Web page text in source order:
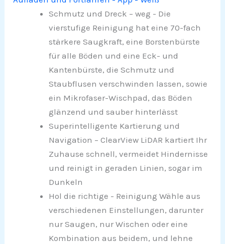
Schmutz und Dreck – weg - Die
vierstufige Reinigung hat eine 70-fach
stärkere Saugkraft, eine Borstenbürste
für alle Böden und eine Eck- und
Kantenbürste, die Schmutz und
Staubflusen verschwinden lassen, sowie
ein Mikrofaser-Wischpad, das Böden
glänzend und sauber hinterlässt
Superintelligente Kartierung und
Navigation – ClearView LiDAR kartiert Ihr
Zuhause schnell, vermeidet Hindernisse
und reinigt in geraden Linien, sogar im
Dunkeln
Hol die richtige - Reinigung Wähle aus
verschiedenen Einstellungen, darunter
nur Saugen, nur Wischen oder eine
Kombination aus beidem, und lehne